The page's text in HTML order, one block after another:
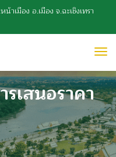
เมือง อ.เมือง จ.ฉะเชิงเทรา
เสนอราคา